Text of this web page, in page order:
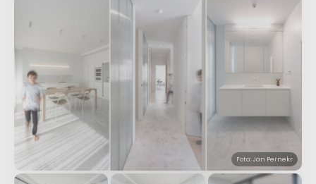
Foto: Jan Pernekr